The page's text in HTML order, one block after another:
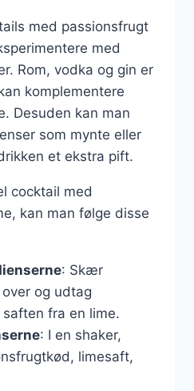
med passionsfrugt
med
Rom, vodka og gin er
komplementere
Desuden kan man
som mynte eller
et ekstra pift.
cocktail med
kan man følge disse
: Skær
og udtag
fra en lime.
: I en shaker,
limesaft,